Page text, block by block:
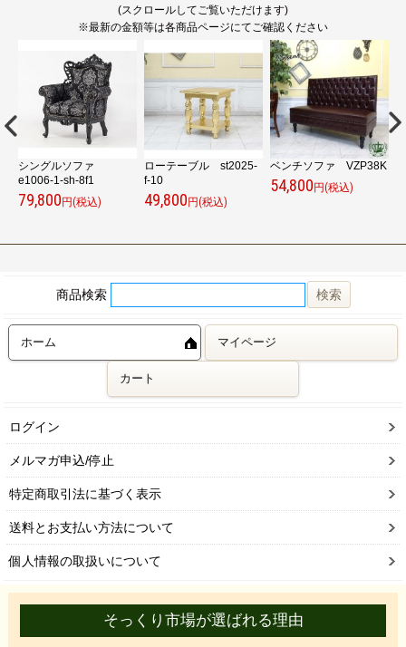
(スクロールしてご覧いただけます)
※最新の金額等は各商品ページにてご確認ください
シングルソファ
e1006-1-sh-8f1
79,800円(税込)
ローテーブル st2025-
f-10
49,800円(税込)
ベンチソファ VZP38K
54,800円(税込)
商品検索
ホーム マイページ
カート
ログイン
メルマガ申込/停止
特定商取引法に基づく表示
送料とお支払い方法について
個人情報の取扱いについて
そっくり市場が選ばれる理由